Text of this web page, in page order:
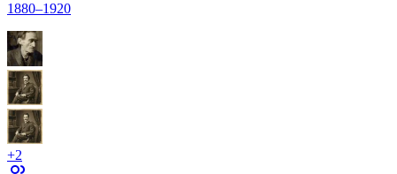
1880–1920
+2